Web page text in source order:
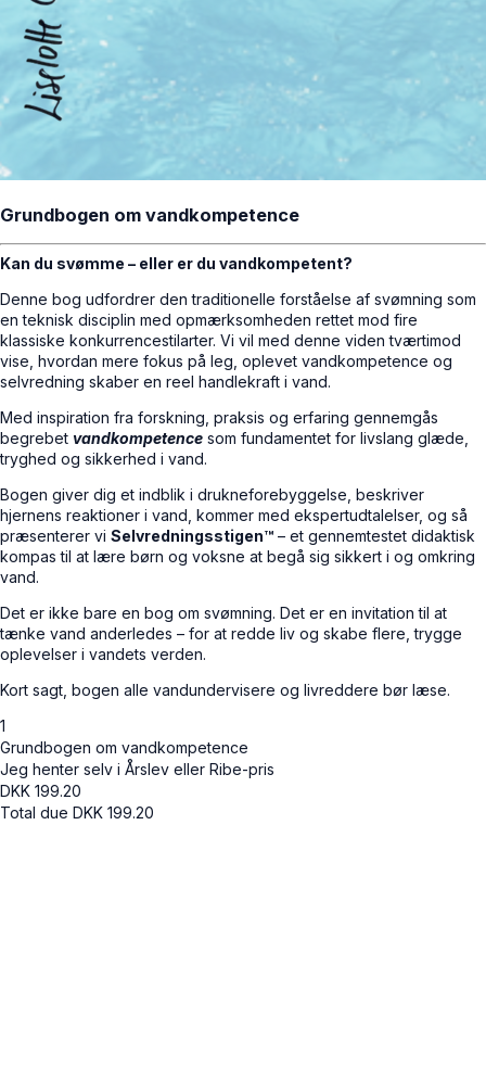
Grundbogen om vandkompetence
Kan du svømme – eller er du vandkompetent?
Denne bog udfordrer den traditionelle forståelse af svømning som
en teknisk disciplin med opmærksomheden rettet mod fire
klassiske konkurrencestilarter. Vi vil med denne viden tværtimod
vise, hvordan mere fokus på leg, oplevet vandkompetence og
selvredning skaber en reel handlekraft i vand.
Med inspiration fra forskning, praksis og erfaring gennemgås
begrebet vandkompetence som fundamentet for livslang glæde,
tryghed og sikkerhed i vand.
Bogen giver dig et indblik i drukneforebyggelse, beskriver
hjernens reaktioner i vand, kommer med ekspertudtalelser, og så
præsenterer vi Selvredningsstigen™ – et gennemtestet didaktisk
kompas til at lære børn og voksne at begå sig sikkert i og omkring
vand.
Det er ikke bare en bog om svømning. Det er en invitation til at
tænke vand anderledes – for at redde liv og skabe flere, trygge
oplevelser i vandets verden.
Kort sagt, bogen alle vandundervisere og livreddere bør læse.
1
Grundbogen om vandkompetence
Jeg henter selv i Årslev eller Ribe-pris
DKK 199.20
Total due DKK 199.20